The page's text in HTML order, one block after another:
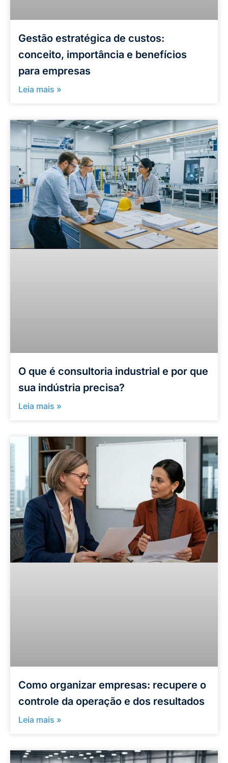
Gestão estratégica de custos:
conceito, importância e benefícios
para empresas
Leia mais »
O que é consultoria industrial e por que
sua indústria precisa?
Leia mais »
Como organizar empresas: recupere o
controle da operação e dos resultados
Leia mais »